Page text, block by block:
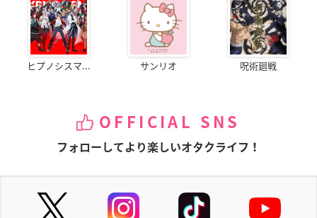
ヒプノシスマ... サンリオ 呪術廻戦
OFFICIAL SNS
フォローしてより楽しいオタクライフ！